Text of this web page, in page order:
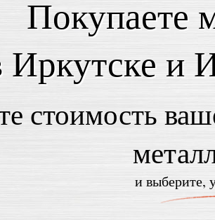
Покупаете
Иркутске и
стоимость
и выберите,